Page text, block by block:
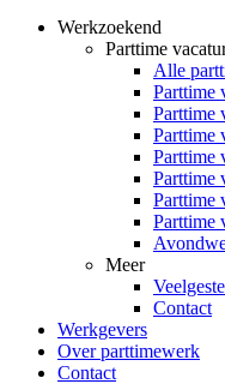
Werkzoekend
Parttime
Alle
Parttime
Parttime
Parttime
Parttime
Parttime
Parttime
Parttime
Meer
Contact
Werkgevers
Over parttimewerk
Contact